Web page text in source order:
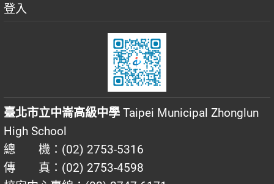
登入
臺北市立中崙高級中學 Taipei Municipal Zhonglun
High School
總 機：(02) 2753-5316
傳 真：(02) 2753-4598